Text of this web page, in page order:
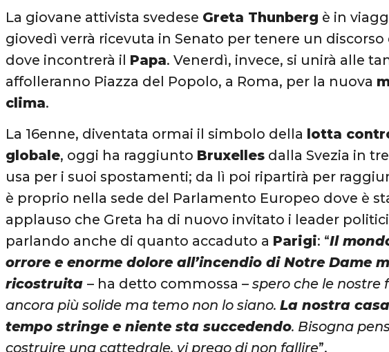
La giovane attivista svedese Greta Thunberg è in
giovedì verrà ricevuta in Senato per tenere un
dove incontrerà il Papa. Venerdì, invece, si unirà alle
affolleranno Piazza del Popolo, a Roma, per la nuova
clima.
La 16enne, diventata ormai il simbolo della lotta
globale, oggi ha raggiunto Bruxelles dalla Svezia in
usa per i suoi spostamenti; da lì poi ripartirà per
è proprio nella sede del Parlamento Europeo dove è
applauso che Greta ha di nuovo invitato i leader
parlando anche di quanto accaduto a Parigi: “Il
orrore e enorme dolore all’incendio di Notre Dame
ricostruita – ha detto commossa –spero che le
ancora più solide ma temo non lo siano.La nostra
tempo stringe e niente sta succedendo. Bisogna
costruire una cattedrale, vi prego di non fallire”.